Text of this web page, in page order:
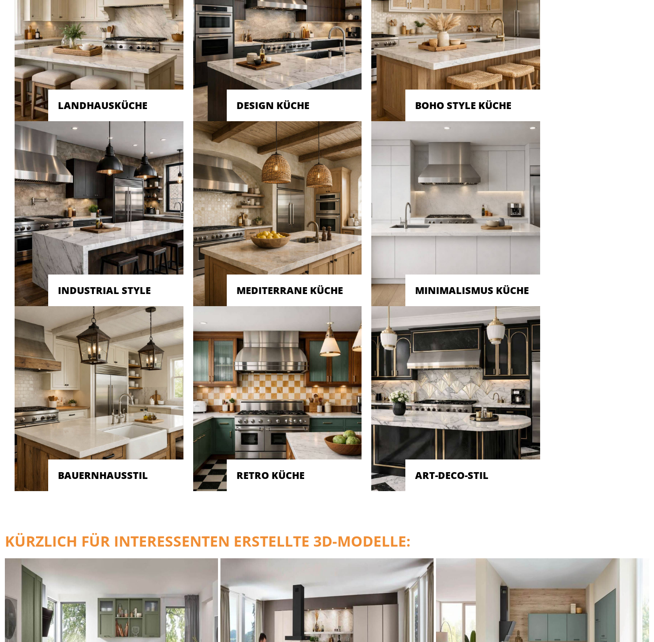
LANDHAUSKÜCHE DESIGN KÜCHE BOHO STYLE KÜCHE
INDUSTRIAL STYLE MEDITERRANE KÜCHE MINIMALISMUS KÜCHE
BAUERNHAUSSTIL RETRO KÜCHE ART-DECO-STIL
KÜRZLICH FÜR INTERESSENTEN ERSTELLTE 3D-MODELLE: